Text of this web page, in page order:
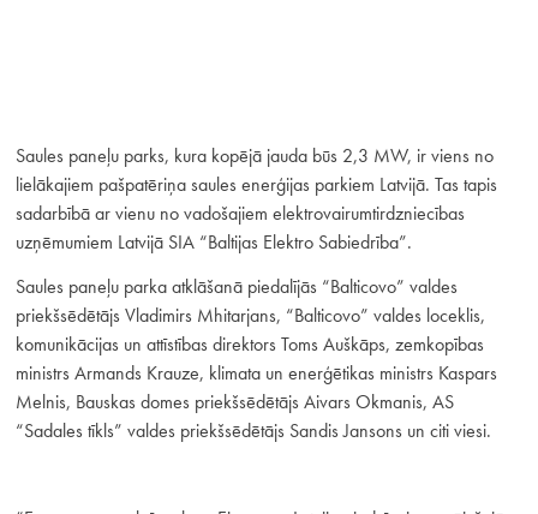
Saules paneļu parks, kura kopējā jauda būs 2,3 MW, ir viens no
lielākajiem pašpatēriņa saules enerģijas parkiem Latvijā. Tas tapis
sadarbībā ar vienu no vadošajiem elektrovairumtirdzniecības
uzņēmumiem Latvijā SIA “Baltijas Elektro Sabiedrība”.
Saules paneļu parka atklāšanā piedalījās “Balticovo” valdes
priekšsēdētājs Vladimirs Mhitarjans, “Balticovo” valdes loceklis,
komunikācijas un attīstības direktors Toms Auškāps, zemkopības
ministrs Armands Krauze, klimata un enerģētikas ministrs Kaspars
Melnis, Bauskas domes priekšsēdētājs Aivars Okmanis, AS
“Sadales tīkls” valdes priekšsēdētājs Sandis Jansons un citi viesi.